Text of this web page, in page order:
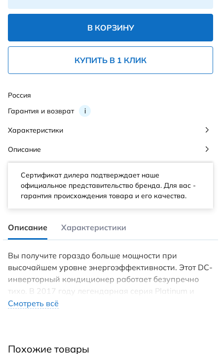
В КОРЗИНУ
КУПИТЬ В 1 КЛИК
Гарантия и возврат i
Россия
Характеристики
Описание
Сертификат дилера подтверждает наше
официальное представительство бренда. Для вас -
гарантия происхождения товара и его качества.
Описание Характеристики
Вы получите гораздо больше мощности при
высочайшем уровне энергоэффективности. Этот DC-
инверторный кондиционер работает безупречно
тихо. В 2017 году легендарная серия Platinum и
Platinum Black стала еще лучше. Уровень
совершенные технологии сконцентрированы здесь,
Смотреть всё
Похожие товары